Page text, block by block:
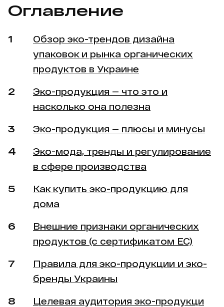
Оглавление
Обзор эко-трендов дизайна
упаковок и рынка органических
продуктов в Украине
Эко-продукция — что это и
насколько она полезна
Эко-продукция — плюсы и минусы
Эко-мода, тренды и регулирование
в сфере производства
Как купить эко-продукцию для
дома
Внешние признаки органических
продуктов (с сертификатом ЕС)
Правила для эко-продукции и эко-
бренды Украины
Целевая аудитория эко-продукци